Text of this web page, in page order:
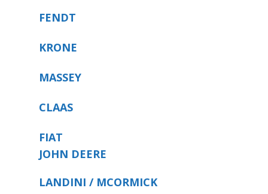
FENDT
KRONE
MASSEY
CLAAS
FIAT
JOHN DEERE
LANDINI / MCORMICK